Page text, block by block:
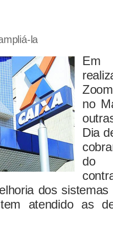
la
Em
no
Dia
do
dos
atendido as